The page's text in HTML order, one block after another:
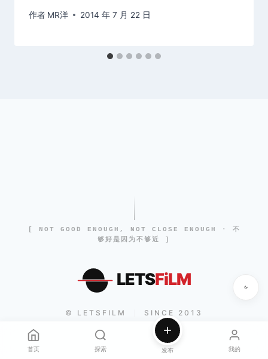
作者 MR洋 2014 年 7 月 22 日
[ NOT GOOD ENOUGH, NOT CLOSE ENOUGH · 不
够好是因为不够近 ]
LETSFiLM
© LETSFILM SINCE 2013
首页 探索 发布 我的